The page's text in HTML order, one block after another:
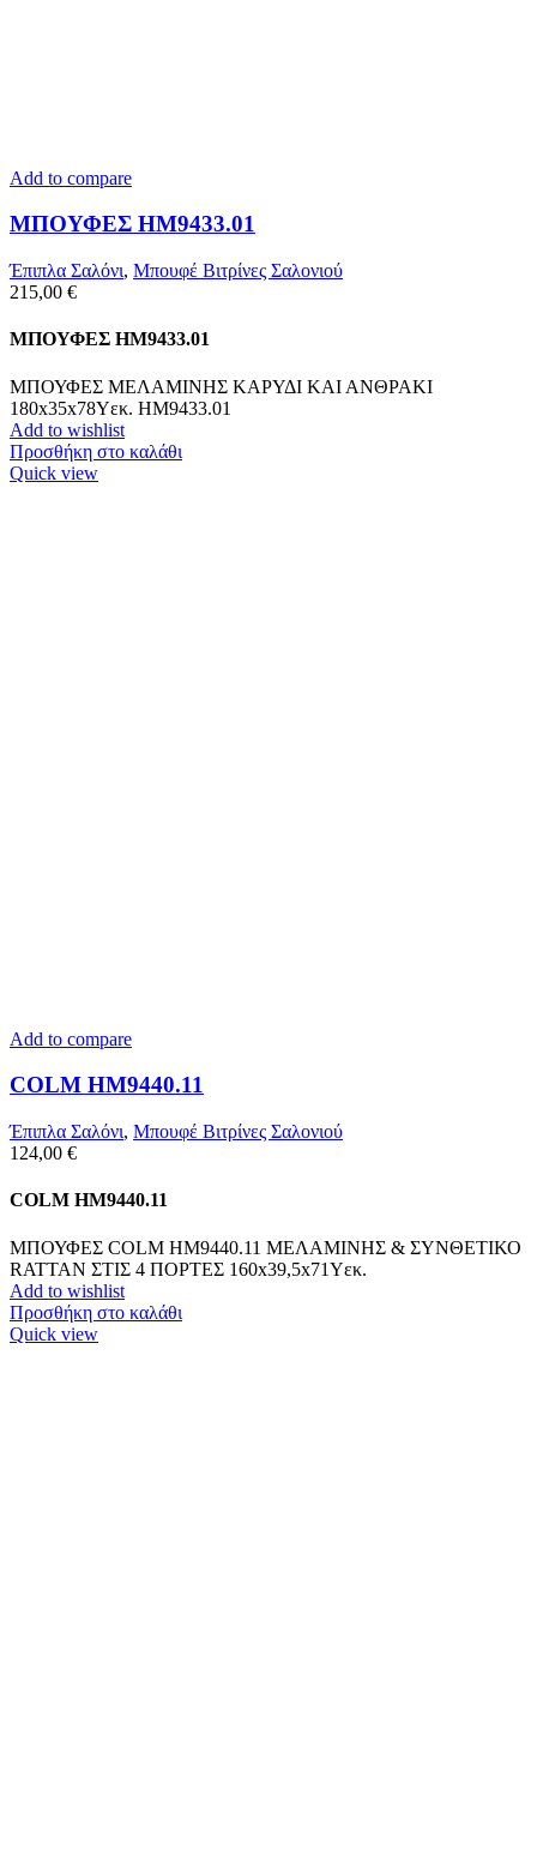
Add to compare
ΜΠΟΥΦΕΣ HM9433.01
Έπιπλα Σαλόνι, Μπουφέ Βιτρίνες Σαλονιού
215,00 €
ΜΠΟΥΦΕΣ HM9433.01
ΜΠΟΥΦΕΣ ΜΕΛΑΜΙΝΗΣ ΚΑΡΥΔΙ ΚΑΙ ΑΝΘΡΑΚΙ
180x35x78Yεκ. HM9433.01
Add to wishlist
Προσθήκη στο καλάθι
Quick view
Add to compare
COLM HM9440.11
Έπιπλα Σαλόνι, Μπουφέ Βιτρίνες Σαλονιού
124,00 €
COLM HM9440.11
ΜΠΟΥΦΕΣ COLM HM9440.11 ΜΕΛΑΜΙΝΗΣ & ΣΥΝΘΕΤΙΚΟ
RATTAN ΣΤΙΣ 4 ΠΟΡΤΕΣ 160x39,5x71Yεκ.
Add to wishlist
Προσθήκη στο καλάθι
Quick view